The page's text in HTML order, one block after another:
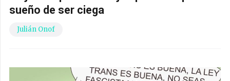
sueño de ser ciega
Julián Onof